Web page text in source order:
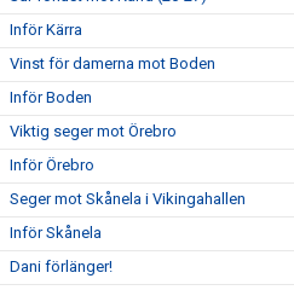
Inför Kärra
Vinst för damerna mot Boden
Inför Boden
Viktig seger mot Örebro
Inför Örebro
Seger mot Skånela i Vikingahallen
Inför Skånela
Dani förlänger!